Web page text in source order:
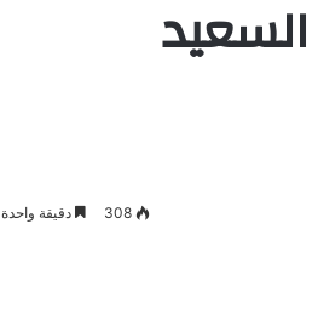
308 دقيقة واحدة